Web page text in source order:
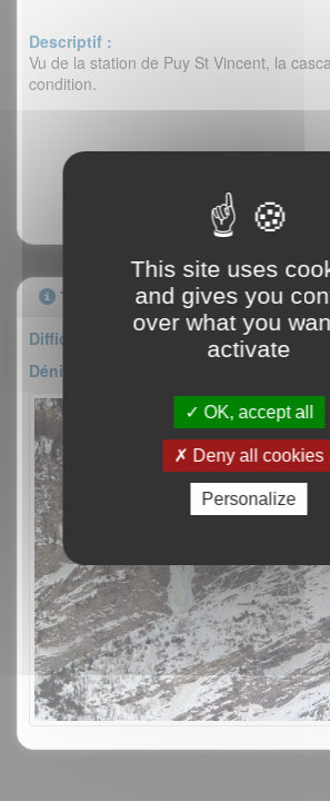
Descriptif :
Vu de la station de Puy St Vincent, la
condition.
Topo
Difficulté : III/3
Dénivelé : 100m
This site uses
and gives you
over what you
activate
OK, accept all
Deny all cookies
Personalize